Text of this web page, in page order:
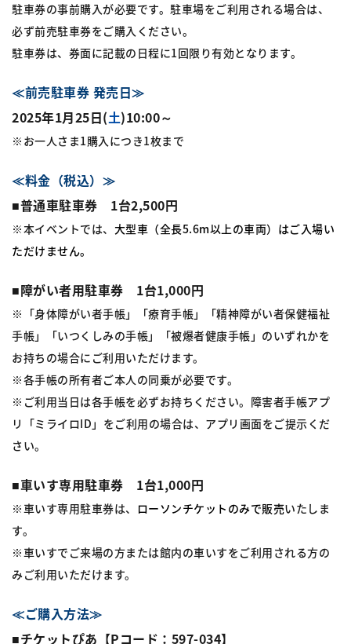
駐車券の事前購入が必要です。駐車場をご利用される場合は、
必ず前売駐車券をご購入ください。
駐車券は、券面に記載の日程に1回限り有効となります。
≪前売駐車券 発売日≫
2025年1月25日(土)10:00～
※お一人さま1購入につき1枚まで
≪料金（税込）≫
■普通車駐車券 1台2,500円
※本イベントでは、 大型車（全長5.6m以上の車両）はご入場い
ただけません。
■障がい者用駐車券 1台1,000円
※「身体障がい者手帳」「療育手帳」「精神障がい者保健福祉
手帳」「いつくしみの手帳」「被爆者健康手帳」のいずれかを
お持ちの場合にご利用いただけます。
※各手帳の所有者ご本人の同乗が必要です。
※ご利用当日は各手帳を必ずお持ちください。障害者手帳アプ
リ「ミライロID」をご利用の場合は、アプリ画面をご提示くだ
さい。
■車いす専用駐車券 1台1,000円
※車いす専用駐車券は、 ローソンチケットのみで販売いたしま
す。
※車いすでご来場の方または館内の車いすをご利用される方の
みご利用いただけます。
≪ご購入方法≫
■チケットぴあ【Pコード：597-034】